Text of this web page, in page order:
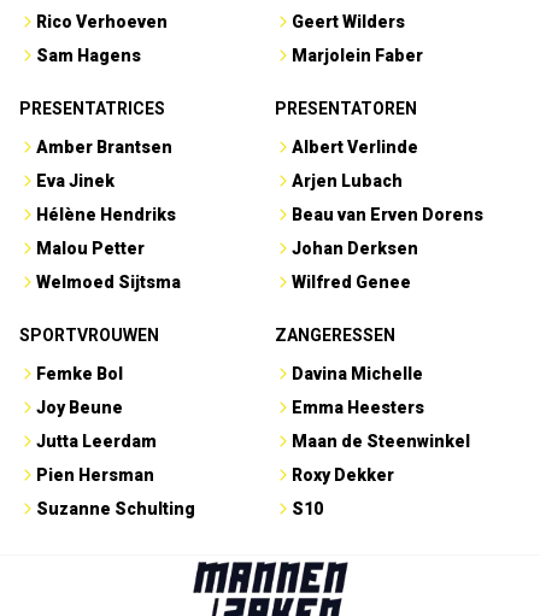
Rico Verhoeven
Sam Hagens
Geert Wilders
Marjolein Faber
PRESENTATRICES
Amber Brantsen
Eva Jinek
Hélène Hendriks
Malou Petter
Welmoed Sijtsma
PRESENTATOREN
Albert Verlinde
Arjen Lubach
Beau van Erven Dorens
Johan Derksen
Wilfred Genee
SPORTVROUWEN
Femke Bol
Joy Beune
Jutta Leerdam
Pien Hersman
Suzanne Schulting
ZANGERESSEN
Davina Michelle
Emma Heesters
Maan de Steenwinkel
Roxy Dekker
S10